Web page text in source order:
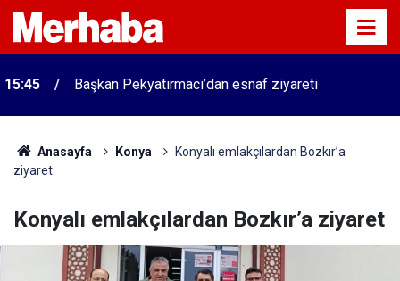
15:45 Başkan Pekyatırmacı’dan esnaf ziyareti
Anasayfa Konya
Konyalı emlakçılardan Bozkır’a
ziyaret
Konyalı emlakçılardan Bozkır’a ziyaret